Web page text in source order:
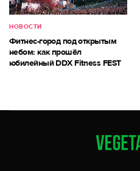
НОВОСТИ
Фитнес-город под открытым
небом: как прошёл
юбилейный DDX Fitness FEST